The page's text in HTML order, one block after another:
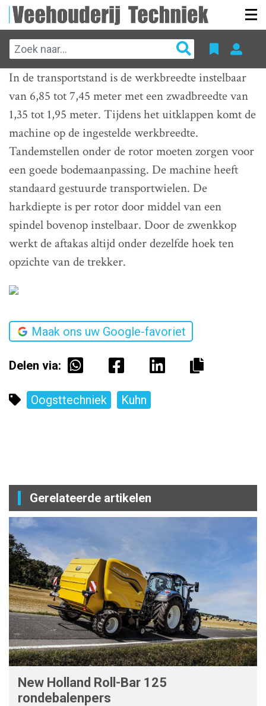
In de transportstand is de werkbreedte instelbaar
van 6,85 tot 7,45 meter met een zwadbreedte van
1,35 tot 1,95 meter. Tijdens het uitklappen komt de
machine op de ingestelde werkbreedte.
Tandemstellen onder de rotor moeten zorgen voor
een goede bodemaanpassing. De machine heeft
standaard gestuurde transportwielen. De
harkdiepte is per rotor door middel van een
spindel bovenop instelbaar. Door de zwenkkop
werkt de aftakas altijd onder dezelfde hoek ten
opzichte van de trekker.
Maak ons uw Google-favoriet
Delen via:
Oogsttechniek Kuhn
Gerelateerde artikelen
New Holland Roll-Bar 125
rondebalenpers